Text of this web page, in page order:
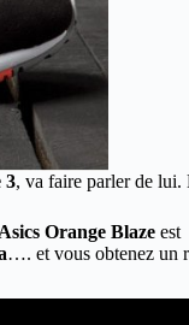
3, va faire parler de lui.
Asics Orange Blaze est
…. et vous obtenez un